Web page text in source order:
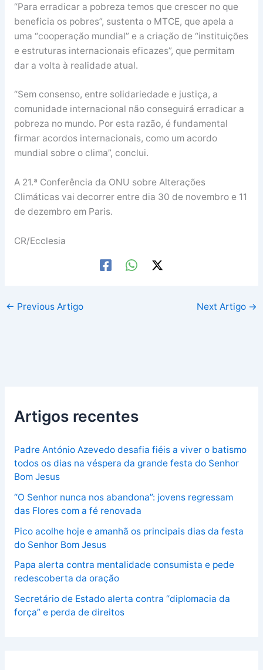
“Para erradicar a pobreza temos que crescer no que
beneficia os pobres”, sustenta o MTCE, que apela a
uma “cooperação mundial” e a criação de “instituições
e estruturas internacionais eficazes”, que permitam
dar a volta à realidade atual.
“Sem consenso, entre solidariedade e justiça, a
comunidade internacional não conseguirá erradicar a
pobreza no mundo. Por esta razão, é fundamental
firmar acordos internacionais, como um acordo
mundial sobre o clima”, conclui.
A 21.ª Conferência da ONU sobre Alterações
Climáticas vai decorrer entre dia 30 de novembro e 11
de dezembro em Paris.
CR/Ecclesia
← Previous Artigo Next Artigo →
Artigos recentes
Padre António Azevedo desafia fiéis a viver o batismo
todos os dias na véspera da grande festa do Senhor
Bom Jesus
“O Senhor nunca nos abandona”: jovens regressam
das Flores com a fé renovada
Pico acolhe hoje e amanhã os principais dias da festa
do Senhor Bom Jesus
Papa alerta contra mentalidade consumista e pede
redescoberta da oração
Secretário de Estado alerta contra “diplomacia da
força” e perda de direitos